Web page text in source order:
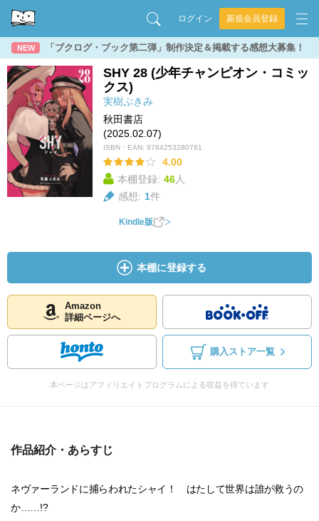
ログイン 新規会員登録
NEW 「ブクログ・ブック第二弾」制作決定＆掲載する感想大募集！
SHY 28 (少年チャンピオン・コミッ
クス)
実樹ぶきみ
秋田書店
(2025.02.07)
ISBN・EAN: 9784253280761
4.00
本棚登録: 46人
感想: 1件
Kindle版
本棚に登録する
Amazon
詳細ページへ
購入ストア一覧
本ページはアフィリエイトプログラムによる収益を得ています
作品紹介・あらすじ
ネヴァーランドに捕らわれたシャイ！ はたして世界は誰が救うの
か……!?